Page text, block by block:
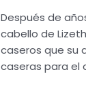
Después de
cabello de
caseros que su
caseras para el